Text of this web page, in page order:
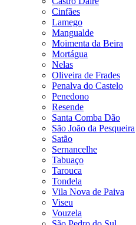
Cinfães
Lamego
Mangualde
Moimenta da Beira
Mortágua
Nelas
Oliveira de Frades
Penalva do Castelo
Penedono
Resende
Santa Comba Dão
São João da Pesqueira
Satão
Sernancelhe
Tabuaço
Tarouca
Tondela
Vila Nova de Paiva
Viseu
Vouzela